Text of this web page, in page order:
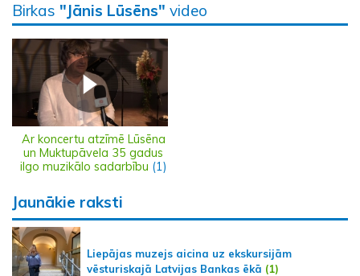
Birkas "Jānis Lūsēns" video
Ar koncertu atzīmē Lūsēna
un Muktupāvela 35 gadus
ilgo muzikālo sadarbību (1)
Jaunākie raksti
Liepājas muzejs aicina uz ekskursijām
vēsturiskajā Latvijas Bankas ēkā (1)